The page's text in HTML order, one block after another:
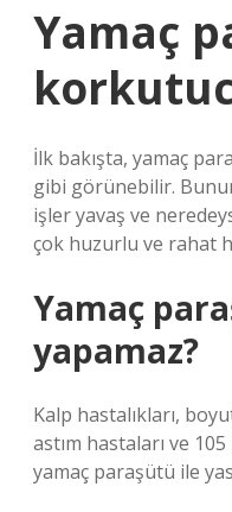
Yamaç
İlk bakışta, yamaç
gibi görünebilir.
işler yavaş ve
çok huzurlu ve rahat
Yamaç
yapamaz?
Kalp hastalıkları,
astım hastaları ve
yamaç paraşütü ile